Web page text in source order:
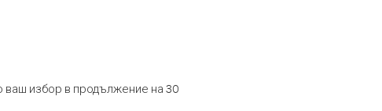
ваш избор в продължение на 30